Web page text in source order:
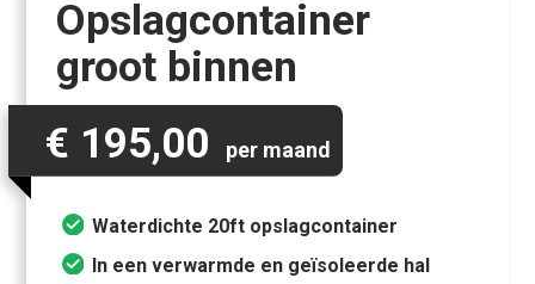
Opslagcontainer
groot binnen
€ 195,00 per maand
Waterdichte 20ft opslagcontainer
In een verwarmde en geïsoleerde hal